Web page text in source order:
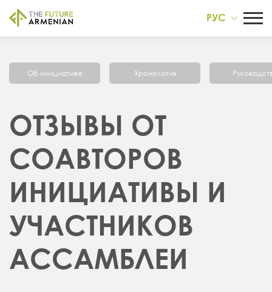
РУС
Об инициативе Хронология
ОТЗЫВЫ ОТ
СОАВТОРОВ
ИНИЦИАТИВЫ И
УЧАСТНИКОВ
АССАМБЛЕИ